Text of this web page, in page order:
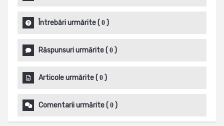
Întrebări urmărite( 0 )
Răspunsuri urmărite( 0 )
Articole urmărite( 0 )
Comentarii urmărite( 0 )